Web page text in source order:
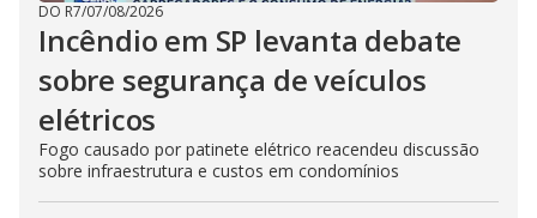
DO R7/07/08/2026
Incêndio em SP levanta debate
sobre segurança de veículos
elétricos
Fogo causado por patinete elétrico reacendeu discussão
sobre infraestrutura e custos em condomínios